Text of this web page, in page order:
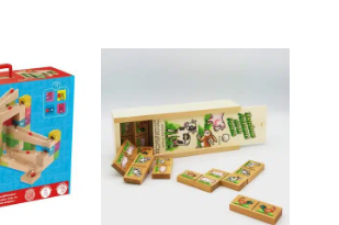
12,00€